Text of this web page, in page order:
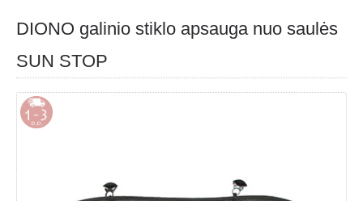
DIONO galinio stiklo apsauga nuo saulės
SUN STOP